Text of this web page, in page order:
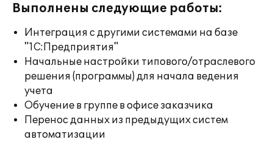
Выполнены следующие работы:
Интеграция с другими системами на базе
"1С:Предприятия"
Начальные настройки типового/отраслевого
решения (программы) для начала ведения
учета
Обучение в группе в офисе заказчика
Перенос данных из предыдущих систем
автоматизации